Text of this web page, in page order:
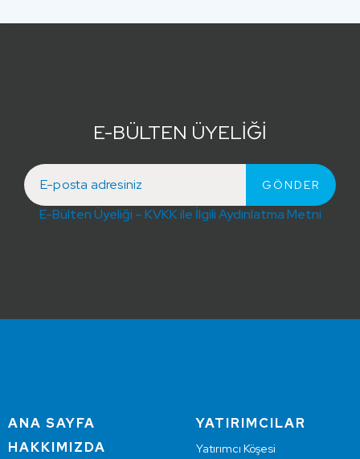
E-BÜLTEN ÜYELİĞİ
E-Bülten Üyeliği – KVKK ile İlgili Aydınlatma Metni
ANA SAYFA
HAKKIMIZDA
YATIRIMCILAR
Yatırımcı Köşesi